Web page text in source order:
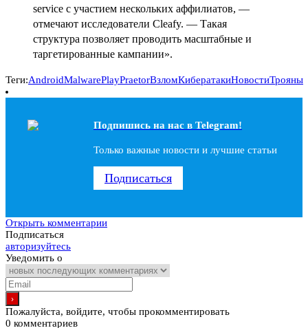
service с участием нескольких аффилиатов, —
отмечают исследователи Cleafy. — Такая
структура позволяет проводить масштабные и
таргетированные кампании».
Теги:AndroidMalwarePlayPraetorВзломКибератакиНовостиТрояны
Подпишись на наc в Telegram!
Только важные новости и лучшие статьи
Подписаться
Открыть комментарии
Подписаться
авторизуйтесь
Уведомить о
Пожалуйста, войдите, чтобы прокомментировать
0 комментариев